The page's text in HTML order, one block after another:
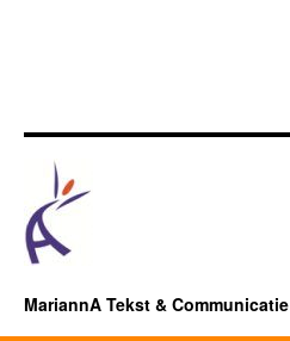
MariannA Tekst & Communicatie